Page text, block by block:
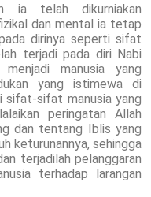
ia telah dikurniakan
dan mental ia tetap
dirinya seperti sifat
terjadi pada diri Nabi
manusia yang
yang istimewa di
sifat-sifat manusia yang
peringatan Allah
dan tentang Iblis yang
keturunannya, sehingga
terjadilah pelanggaran
terhadap larangan